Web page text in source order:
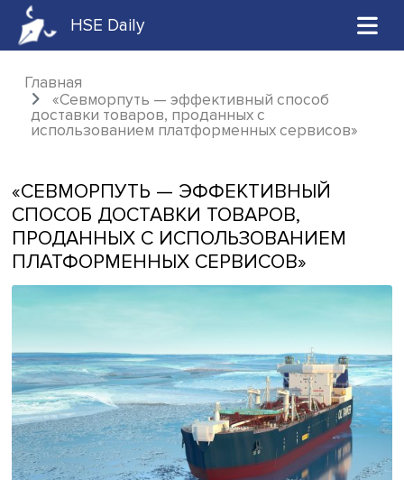
HSE Daily
Главная
«Севморпуть — эффективный способ
доставки товаров, проданных с
«СЕВМОРПУТЬ — ЭФФЕКТИВНЫЙ
СПОСОБ ДОСТАВКИ ТОВАРОВ,
ПРОДАННЫХ С ИСПОЛЬЗОВАНИЕМ
ПЛАТФОРМЕННЫХ СЕРВИСОВ»